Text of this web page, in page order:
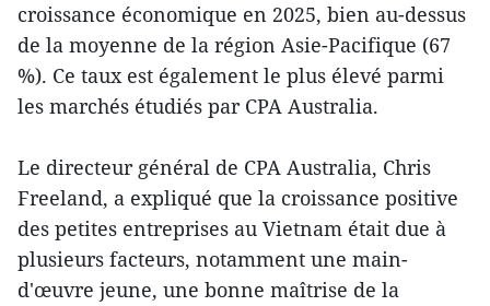
croissance économique en 2025, bien au-dessus
de la moyenne de la région Asie-Pacifique (67
%). Ce taux est également le plus élevé parmi
les marchés étudiés par CPA Australia.
Le directeur général de CPA Australia, Chris
Freeland, a expliqué que la croissance positive
des petites entreprises au Vietnam était due à
plusieurs facteurs, notamment une main-
d'œuvre jeune, une bonne maîtrise de la